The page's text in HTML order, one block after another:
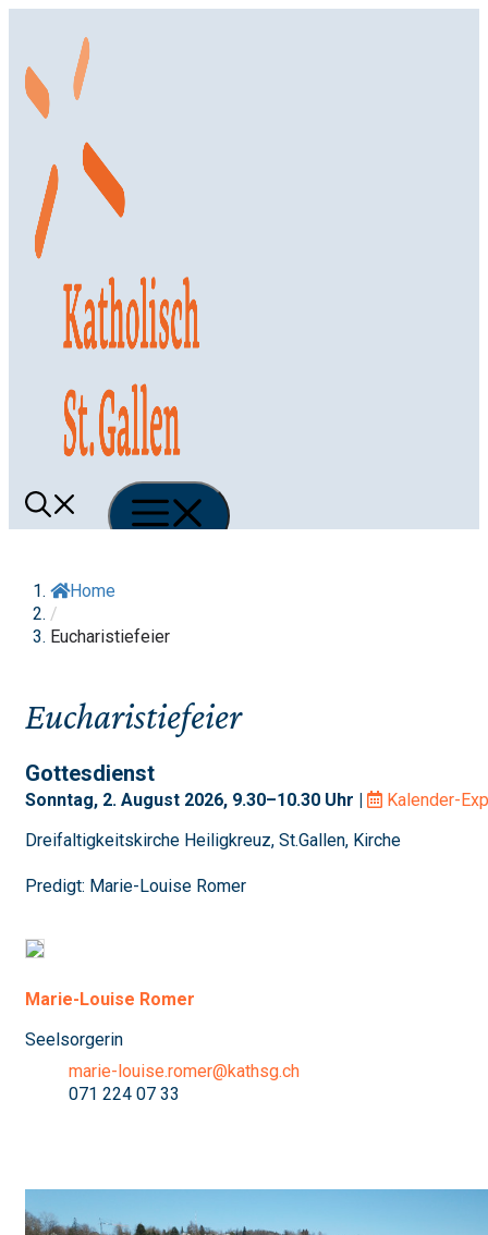
Inhalt
Menü
Home
/
Eucharistiefeier
Eucharistiefeier
Gottesdienst
Sonntag, 2. August 2026, 9.30–10.30 Uhr |
Kalender-
Dreifaltigkeitskirche Heiligkreuz, St.Gallen, Kirche
Predigt: Marie-Louise Romer
Marie-Louise Romer
Seelsorgerin
marie-louise.romer@kathsg.ch
071 224 07 33